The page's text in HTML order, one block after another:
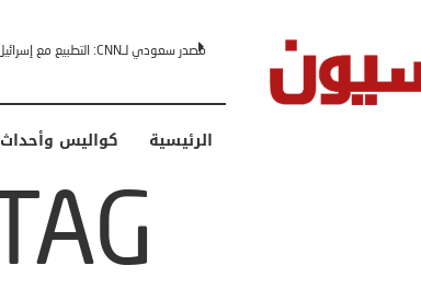
مصدر سعودي لـCNN: التطبيع مع إسرائيل مرهون بمسار لا رجعة فيه نحو إقامة دولة فلسطينية
الرئيسية كواليس وأحداث
TAG: المشايخ